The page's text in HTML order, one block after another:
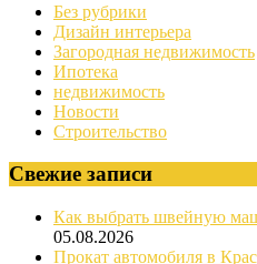
Без рубрики
Дизайн интерьера
Загородная недвижимость
Ипотека
недвижимость
Новости
Строительство
Свежие записи
Как выбрать швейную
05.08.2026
Прокат автомобиля в